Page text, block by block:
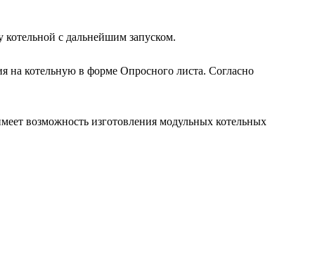
с дальнейшим запуском.
на котельную в форме Опросного листа. Согласно
возможность изготовления модульных котельных